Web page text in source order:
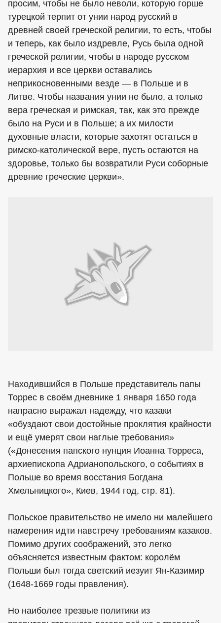
просим, чтобы не было неволи, которую горше
турецкой терпит от унии народ русский в
древней своей греческой религии, то есть, чтобы
и теперь, как было издревле, Русь была одной
греческой религии, чтобы в народе русском
иерархия и все церкви оставались
неприкосновенными везде — в Польше и в
Литве. Чтобы названия унии не было, а только
вера греческая и римская, так, как это прежде
было на Руси и в Польше; а их милости
духовные власти, которые захотят остаться в
римско-католической вере, пусть остаются на
здоровье, только бы возвратили Руси соборные
древние греческие церкви».
Находившийся в Польше представитель папы
Торрес в своём дневнике 1 января 1650 года
напрасно выражал надежду, что казаки
«обуздают свои достойные проклятия крайности
и ещё умерят свои наглые требования»
(«Донесения папского нунция Иоанна Торреса,
архиепископа Адрианопольского, о событиях в
Польше во время восстания Богдана
Хмельницкого», Киев, 1944 год, стр. 81).
Польское правительство не имело ни малейшего
намерения идти навстречу требованиям казаков.
Помимо других соображений, это легко
объясняется известным фактом: королём
Польши был тогда светский иезуит Ян-Казимир
(1648-1669 годы правления).
Но наиболее трезвые политики из